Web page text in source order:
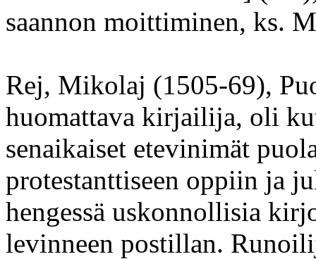
saannon moittiminen, ks.
Rej, Mikolaj (1505-69),
huomattava kirjailija, oli
senaikaiset etevinimät
protestanttiseen oppiin ja
hengessä uskonnollisia
levinneen postillan.